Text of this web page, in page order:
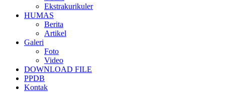
Ekstrakurikuler
HUMAS
Berita
Artikel
Galeri
Foto
Video
DOWNLOAD FILE
PPDB
Kontak